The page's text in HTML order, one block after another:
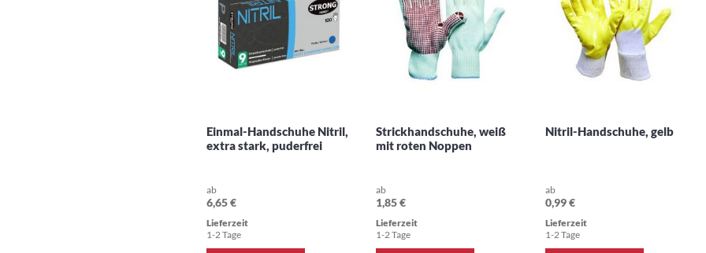
Einmal-Handschuhe Nitril,
extra stark, puderfrei
ab
6,65 €
Lieferzeit
1-2 Tage
Strickhandschuhe, weiß
mit roten Noppen
ab
1,85 €
Lieferzeit
1-2 Tage
Nitril-Handschuhe, gelb
ab
0,99 €
Lieferzeit
1-2 Tage